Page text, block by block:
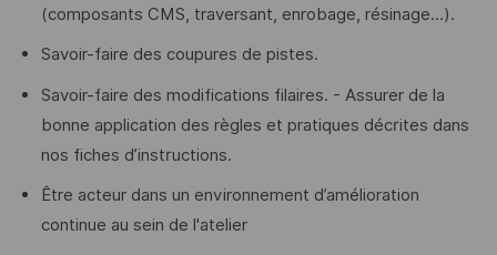
(composants CMS, traversant, enrobage, résinage…).
Savoir-faire des coupures de pistes.
Savoir-faire des modifications filaires. - Assurer de la
bonne application des règles et pratiques décrites dans
nos fiches d’instructions.
Être acteur dans un environnement d’amélioration
continue au sein de l'atelier